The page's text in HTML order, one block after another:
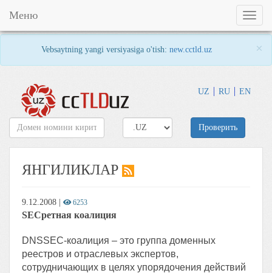
Vebsaytning yangi versiyasiga o'tish: new.cctld.uz ×
UZ RU EN
Toggle
Меню
Проверить
ЯНГИЛИКЛАР
9.12.2008 6253
SECретная коалиция
DNSSEC-коалиция – это группа доменных
реестров и отраслевых экспертов,
сотрудничающих в целях упорядочения действий